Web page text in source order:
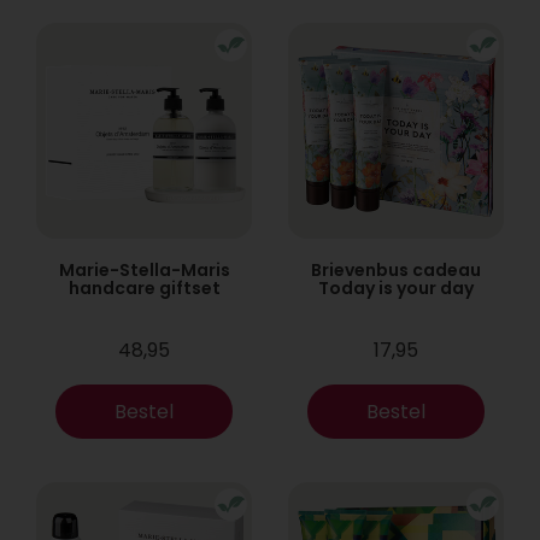
Marie-Stella-Maris
handcare giftset
48,95
Bestel
Brievenbus cadeau
Today is your day
17,95
Bestel